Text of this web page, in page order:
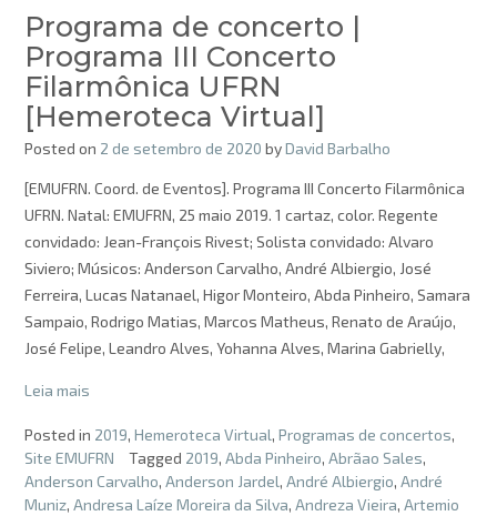
Programa de concerto |
Programa III Concerto
Filarmônica UFRN
[Hemeroteca Virtual]
Posted on 2 de setembro de 2020 byDavid Barbalho
[EMUFRN. Coord. de Eventos]. Programa III Concerto Filarmônica
UFRN. Natal: EMUFRN, 25 maio 2019. 1 cartaz, color. Regente
convidado: Jean-François Rivest; Solista convidado: Alvaro
Siviero; Músicos: Anderson Carvalho, André Albiergio, José
Ferreira, Lucas Natanael, Higor Monteiro, Abda Pinheiro, Samara
Sampaio, Rodrigo Matias, Marcos Matheus, Renato de Araújo,
José Felipe, Leandro Alves, Yohanna Alves, Marina Gabrielly,
Leia mais
Posted in 2019, Hemeroteca Virtual, Programas de concertos,
Site EMUFRN
Tagged 2019, Abda Pinheiro, Abrãao Sales,
Anderson Carvalho, Anderson Jardel, André Albiergio, André
Muniz, Andresa Laíze Moreira da Silva, Andreza Vieira, Artemio